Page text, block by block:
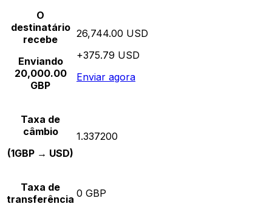
O
destinatário
recebe
Enviando
20,000.00
GBP
26,744.00 USD
+375.79 USD
Enviar agora
Taxa de
câmbio
(1GBP → USD)
1.337200
Taxa de
transferência 0 GBP